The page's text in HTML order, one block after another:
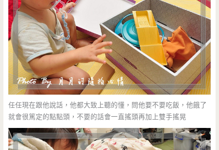
任任現在跟他說話，他都大致上聽的懂，問他要不要吃飯，他餓了
就會很篤定的點點頭，不要的話會一直搖頭再加上雙手搖晃